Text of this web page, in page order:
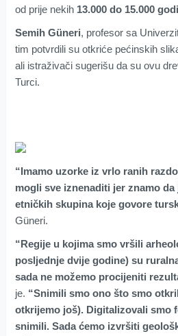
od prije nekih 13.000 do 15.000
Semih Güneri, profesor sa
tim potvrdili su otkriće pećinskih
ali istraživači sugerišu da su ovu
Turci.
“Imamo uzorke iz vrlo ranih
mogli sve iznenaditi jer znamo
etničkih skupina koje govore
Güneri.
“Regije u kojima smo vršili
posljednje dvije godine) su
sada ne možemo procijeniti
je. “Snimili smo ono što smo
otkrijemo još). Digitalizovali smo
snimili. Sada ćemo izvršiti